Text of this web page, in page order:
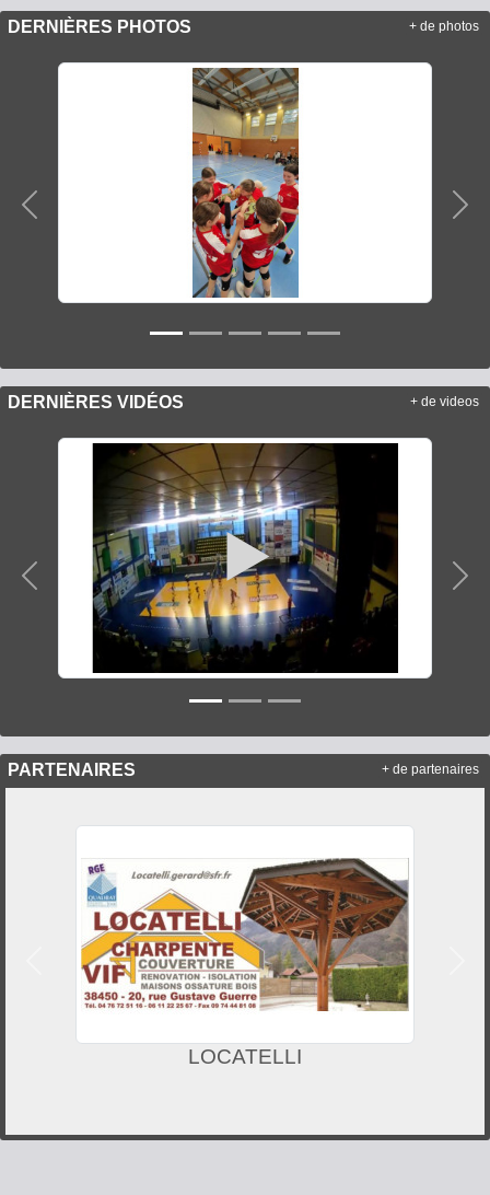
DERNIÈRES PHOTOS
Précedent
+ de photos
DERNIÈRES VIDÉOS
Précedent
+ de videos
PARTENAIRES
LOCATELLI
Précedent
+ de partenaires